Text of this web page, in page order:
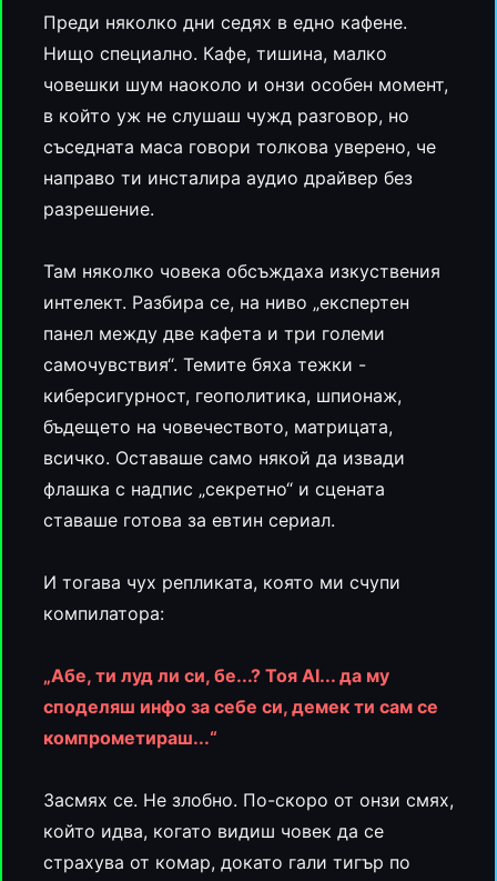
Преди няколко дни седях в едно кафене.
Нищо специално. Кафе, тишина, малко
човешки шум наоколо и онзи особен момент,
в който уж не слушаш чужд разговор, но
съседната маса говори толкова уверено, че
направо ти инсталира аудио драйвер без
разрешение.
Там няколко човека обсъждаха изкуствения
интелект. Разбира се, на ниво „експертен
панел между две кафета и три големи
самочувствия“. Темите бяха тежки -
киберсигурност, геополитика, шпионаж,
бъдещето на човечеството, матрицата,
всичко. Оставаше само някой да извади
флашка с надпис „секретно“ и сцената
ставаше готова за евтин сериал.
И тогава чух репликата, която ми счупи
компилатора:
„Абе, ти луд ли си, бе...? Тоя AI... да му
споделяш инфо за себе си, демек ти сам се
компрометираш...“
Засмях се. Не злобно. По-скоро от онзи смях,
който идва, когато видиш човек да се
страхува от комар, докато гали тигър по